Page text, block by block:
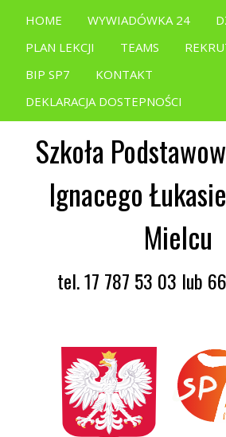
HOME WYWIADÓWKA 24
PLAN LEKCJI
TEAMS
BIP SP7
KONTAKT
DEKLARACJA DOSTEPNOŚCI
Szkoła
Ignacego
Mielcu
tel. 17 787 53 03 lub